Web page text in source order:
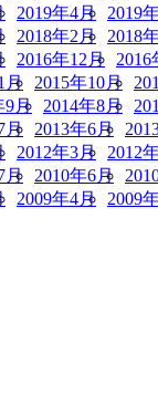
2019年4月 2019
2018年2月 2018
2016年12月 2016
月 2015年10月
9月 2014年8月
月 2013年6月
2012年3月 2012
月 2010年6月
2009年4月 2009